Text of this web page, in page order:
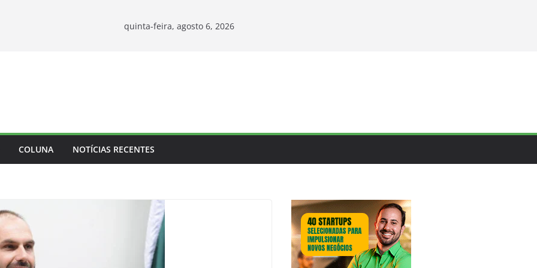
quinta-feira, agosto 6, 2026
COLUNA NOTÍCIAS RECENTES